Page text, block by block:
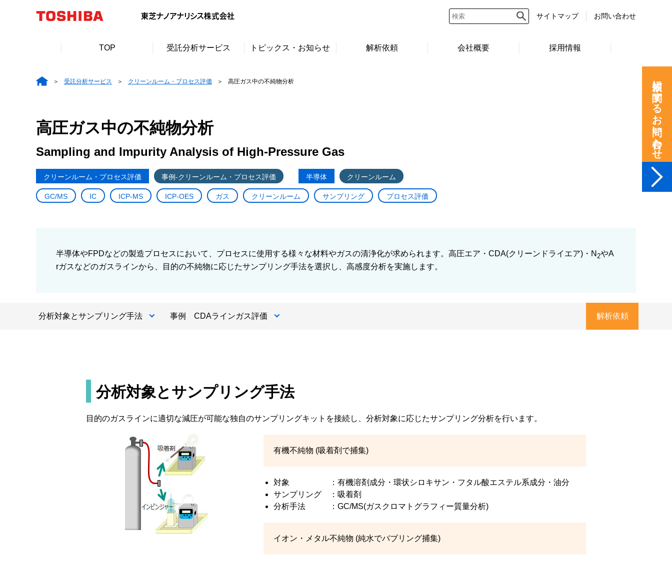
サイトマップ お問い合わせ
TOP 受託分析サービス トピックス・お知らせ 解析依頼 会社概要 採用情報
受託分析サービス クリーンルーム・プロセス評価 高圧ガス中の不純物分析
高圧ガス中の不純物分析
Sampling and Impurity Analysis of High-Pressure Gas
クリーンルーム・プロセス評価 事例-クリーンルーム・プロセス評価 半導体 クリーンルーム
GC/MS IC ICP-MS ICP-OES ガス クリーンルーム サンプリング プロセス評価
半導体やFPDなどの製造プロセスにおいて、プロセスに使用する様々な材料やガスの清浄化が求められます。高圧エア・CDA(クリーンドライエア)・N 2やA
rガスなどのガスラインから、目的の不純物に応じたサンプリング手法を選択し、高感度分析を実施します。
分析対象とサンプリング手法 事例 CDAラインガス評価 解析依頼
分析対象とサンプリング手法
目的のガスラインに適切な減圧が可能な独自のサンプリングキットを接続し、分析対象に応じたサンプリング分析を行います。
有機不純物 (吸着剤で捕集)
対象
：有機溶剤成分・環状シロキサン・フタル酸エステル系成分・油分
サンプリング
：吸着剤
分析手法
：GC/MS(ガスクロマトグラフィー質量分析)
イオン・メタル不純物 (純水でバブリング捕集)
依頼に関するお問い合わせ